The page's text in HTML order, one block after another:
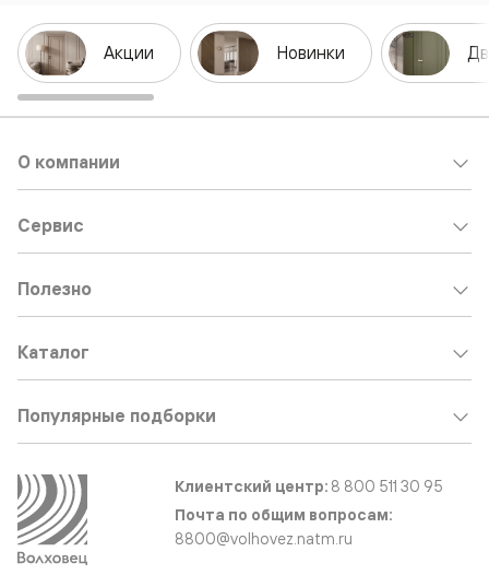
Акции Новинки
О компании
Сервис
Полезно
Каталог
Популярные подборки
Клиентский центр: 8 800 511 30 95
Почта по общим вопросам:
8800@volhovez.natm.ru